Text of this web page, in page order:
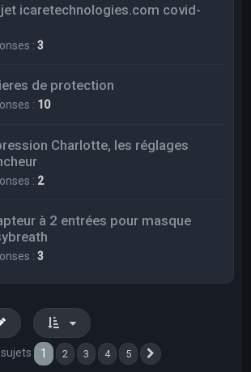
icaretechnologies.com covid-
:3
de protection
: 10
Charlotte, les réglages
: 2
à 2 entrées pour masque
:3
1 2 3 4 5